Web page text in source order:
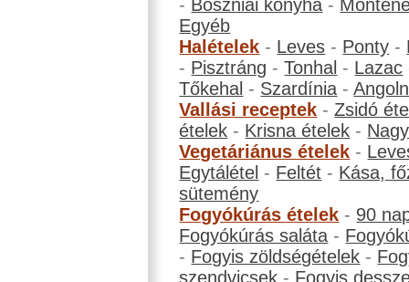
- Boszniai konyha -
Egyéb
Halételek - Leves - Ponty -
- Pisztráng -Tonhal - Lazac
Tőkehal - Szardínia -
Vallási receptek -Zsidó
ételek - Krisna ételek -
Vegetáriánus ételek -
Egytálétel - Feltét - Kása,
sütemény
Fogyókúrás ételek - 90
Fogyókúrás saláta -
- Fogyis zöldségételek -
szendvicsek - Fogyis